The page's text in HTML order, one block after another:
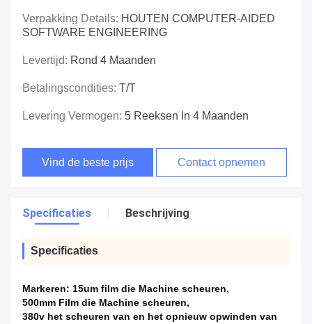
Verpakking Details: HOUTEN COMPUTER-AIDED
SOFTWARE ENGINEERING
Levertijd: Rond 4 Maanden
Betalingscondities: T/T
Levering Vermogen: 5 Reeksen In 4 Maanden
Vind de beste prijs Contact opnemen
Specificaties Beschrijving
Specificaties
Markeren: 15um film die Machine scheuren,
500mm Film die Machine scheuren,
380v het scheuren van en het opnieuw opwinden van